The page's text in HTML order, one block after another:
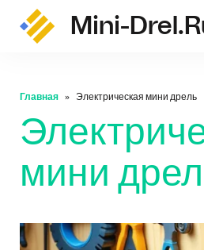
Mini-
Главная Электрическая мини дрель
мини